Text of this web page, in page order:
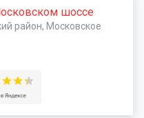
шоссе
район, Московское